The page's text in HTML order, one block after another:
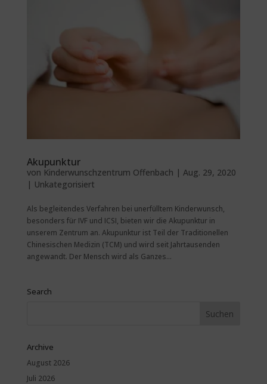
Akupunktur
von Kinderwunschzentrum Offenbach | Aug. 29, 2020
| Unkategorisiert
Als begleitendes Verfahren bei unerfülltem Kinderwunsch,
besonders für IVF und ICSI, bieten wir die Akupunktur in
unserem Zentrum an. Akupunktur ist Teil der Traditionellen
Chinesischen Medizin (TCM) und wird seit Jahrtausenden
angewandt. Der Mensch wird als Ganzes...
Search
Archive
August 2026
Juli 2026